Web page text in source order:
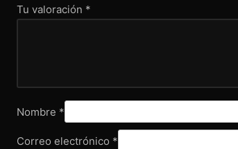
Tu valoración *
Nombre *
Correo electrónico *